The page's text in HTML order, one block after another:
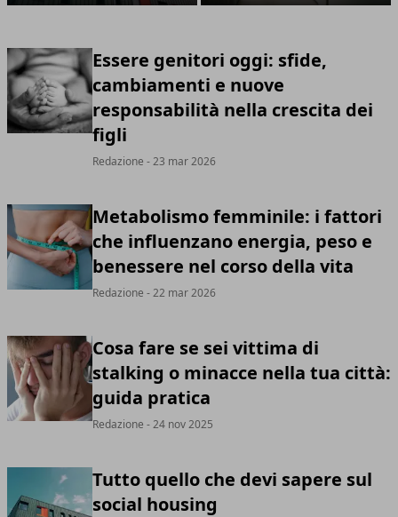
Essere genitori oggi: sfide,
cambiamenti e nuove
responsabilità nella crescita dei
figli
Redazione - 23 mar 2026
Metabolismo femminile: i fattori
che influenzano energia, peso e
benessere nel corso della vita
Redazione - 22 mar 2026
Cosa fare se sei vittima di
stalking o minacce nella tua città:
guida pratica
Redazione - 24 nov 2025
Tutto quello che devi sapere sul
social housing